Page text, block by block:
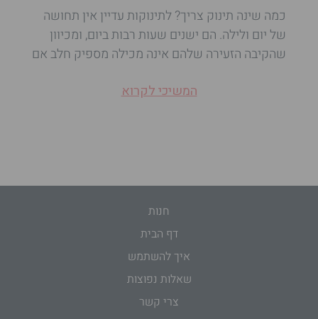
כמה שינה תינוק צריך? לתינוקות עדיין אין תחושה
של יום ולילה. הם ישנים שעות רבות ביום, ומכיוון
שהקיבה הזעירה שלהם אינה מכילה מספיק חלב אם
המשיכי לקרוא
חנות
דף הבית
איך להשתמש
שאלות נפוצות
צרי קשר